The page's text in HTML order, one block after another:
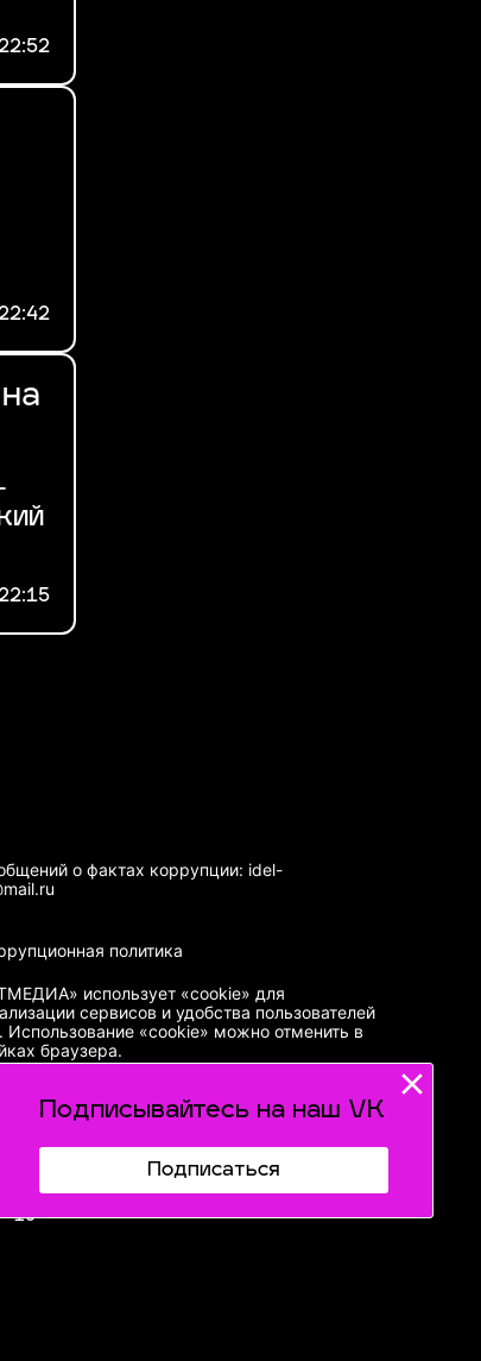
Подписывайтесь на наш VK
Подписаться
о фактах коррупции: idel-
политика
использует «cookie» для
сервисов и удобства пользователей
Использование «cookie» можно отменить в
браузера.
конфиденциальности
АО «ТАТМЕДИА»:(843) 222 09 84
16+